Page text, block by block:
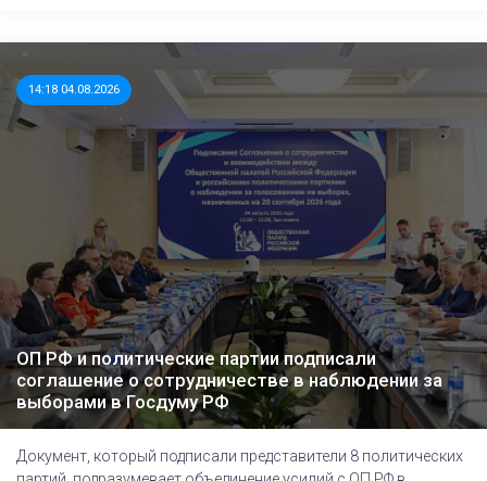
14:18 04.08.2026
ОП РФ и политические партии подписали
соглашение о сотрудничестве в наблюдении за
выборами в Госдуму РФ
Документ, который подписали представители 8 политических